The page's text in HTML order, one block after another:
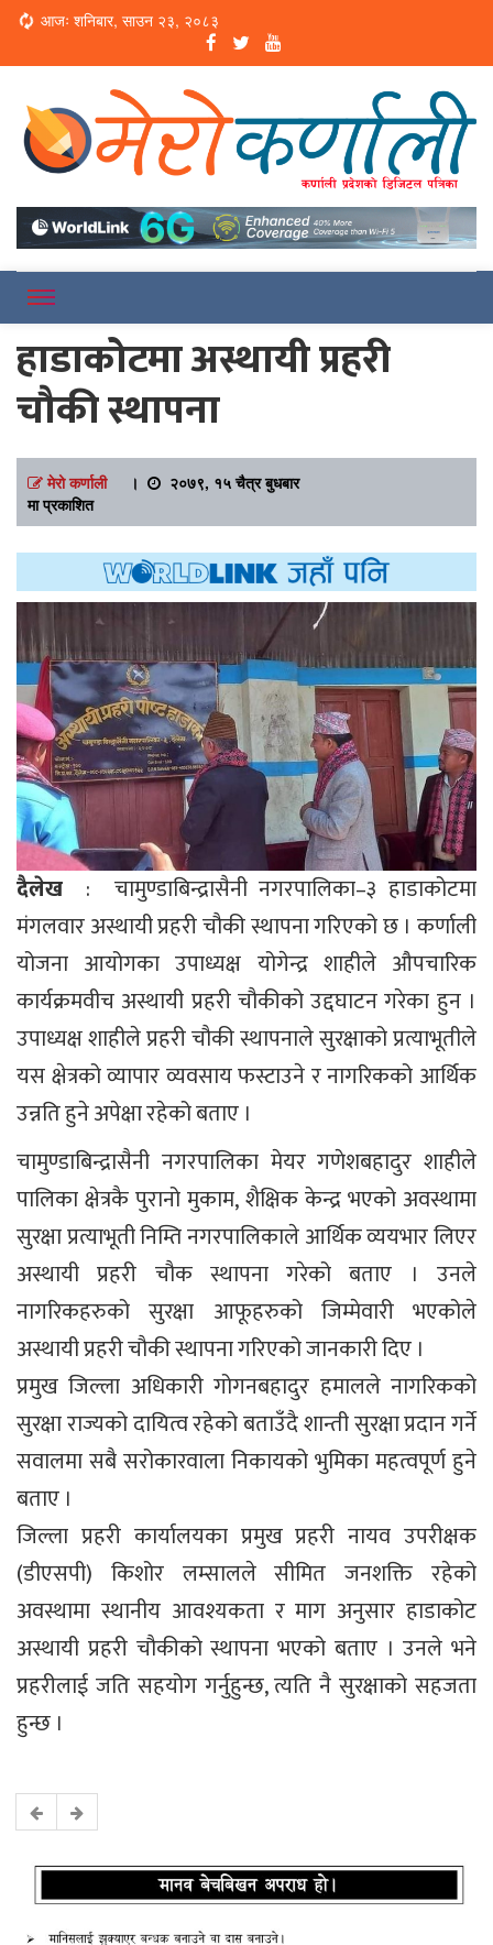
Loading...
आजः शनिबार, साउन २३, २०८३
Merokarnali
हाडाकोटमा अस्थायी प्रहरी
चौकी स्थापना
मेरो कर्णाली।
२०७९, १५ चैत्र बुधबार
मा प्रकाशित
दैलेख : चामुण्डाबिन्द्रासैनी नगरपालिका–३ हाडाकोटमा
मंगलवार अस्थायी प्रहरी चौकी स्थापना गरिएको छ । कर्णाली
योजना आयोगका उपाध्यक्ष योगेन्द्र शाहीले औपचारिक
कार्यक्रमवीच अस्थायी प्रहरी चौकीको उद्दघाटन गरेका हुन ।
उपाध्यक्ष शाहीले प्रहरी चौकी स्थापनाले सुरक्षाको प्रत्याभूतीले
यस क्षेत्रको व्यापार व्यवसाय फस्टाउने र नागरिकको आर्थिक
उन्नति हुने अपेक्षा रहेको बताए ।
चामुण्डाबिन्द्रासैनी नगरपालिका मेयर गणेशबहादुर शाहीले
पालिका क्षेत्रकै पुरानो मुकाम, शैक्षिक केन्द्र भएको अवस्थामा
सुरक्षा प्रत्याभूती निम्ति नगरपालिकाले आर्थिक व्ययभार लिएर
अस्थायी प्रहरी चौक स्थापना गरेको बताए । उनले
नागरिकहरुको सुरक्षा आफूहरुको जिम्मेवारी भएकोले
अस्थायी प्रहरी चौकी स्थापना गरिएको जानकारी दिए ।
प्रमुख जिल्ला अधिकारी गोगनबहादुर हमालले नागरिकको
सुरक्षा राज्यको दायित्व रहेको बताउँदै शान्ती सुरक्षा प्रदान गर्ने
सवालमा सबै सरोकारवाला निकायको भुमिका महत्वपूर्ण हुने
बताए ।
जिल्ला प्रहरी कार्यालयका प्रमुख प्रहरी नायव उपरीक्षक
(डीएसपी) किशोर लम्सालले सीमित जनशक्ति रहेको
अवस्थामा स्थानीय आवश्यकता र माग अनुसार हाडाकोट
अस्थायी प्रहरी चौकीको स्थापना भएको बताए । उनले भने
प्रहरीलाई जति सहयोग गर्नुहुन्छ, त्यति नै सुरक्षाको सहजता
हुन्छ ।